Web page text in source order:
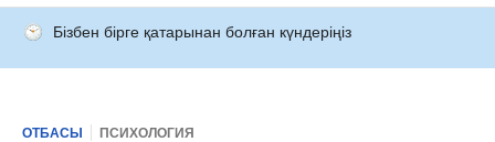
Бізбен бірге қатарынан болған күндеріңіз
ОТБАСЫ ПСИХОЛОГИЯ